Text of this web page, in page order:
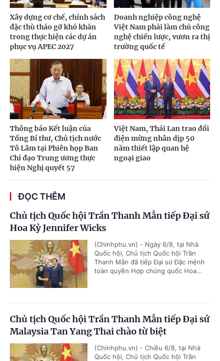
Xây dựng cơ chế, chính sách
đặc thù tháo gỡ khó khăn
trong thực hiện các dự án
phục vụ APEC 2027
Doanh nghiệp công nghệ
Việt Nam phải làm chủ công
nghệ chiến lược, vươn ra thị
trường quốc tế
Thông báo Kết luận của
Tổng Bí thư, Chủ tịch nước
Tô Lâm tại Phiên họp Ban
Chỉ đạo Trung ương thực
hiện Nghị quyết 57
Việt Nam, Thái Lan trao đổi
điện mừng nhân dịp 50
năm thiết lập quan hệ
ngoại giao
ĐỌC THÊM
Chủ tịch Quốc hội Trần Thanh Mẫn tiếp Đại sứ
Hoa Kỳ Jennifer Wicks
(Chinhphu.vn) - Ngày 6/8, tại Nhà
Quốc hội, Chủ tịch Quốc hội Trần
Thanh Mẫn đã tiếp Đại sứ Đặc mệnh
toàn quyền Hợp chúng quốc Hoa...
Chủ tịch Quốc hội Trần Thanh Mẫn tiếp Đại sứ
Malaysia Tan Yang Thai chào từ biệt
(Chinhphu.vn) - Chiều 6/8, tại Nhà
Quốc hội, Chủ tịch Quốc hội Trần